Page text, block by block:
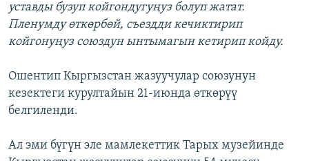
уставды бузуп койгондугуңуз болуп жатат.
Пленумду өткөрбөй, съездди кечиктирип
койгонуңуз союздун ынтымагын кетирип койду.
Ошентип Кыргызстан жазуучулар союзунун
кезектеги курултайын 21-июнда өткөрүү
белгиленди.
Ал эми бүгүн эле мамлекеттик Тарых музейинде